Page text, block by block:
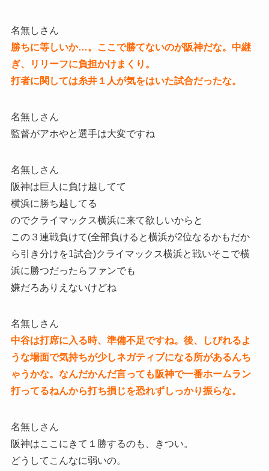
名無しさん
勝ちに等しいか…。ここで勝てないのが阪神だな。中継
ぎ、リリーフに負担かけまくり。
打者に関しては糸井１人が気をはいた試合だったな。
名無しさん
監督がアホやと選手は大変ですね
名無しさん
阪神は巨人に負け越してて
横浜に勝ち越してる
のでクライマックス横浜に来て欲しいからと
この３連戦負けて(全部負けると横浜が2位なるかもだか
ら引き分けを1試合)クライマックス横浜と戦いそこで横
浜に勝つだったらファンでも
嫌だろありえないけどね
名無しさん
中谷は打席に入る時、準備不足ですね。後、しびれるよ
うな場面で気持ちが少しネガティブになる所があるんち
ゃうかな。なんだかんだ言っても阪神で一番ホームラン
打ってるねんから打ち損じを恐れずしっかり振らな。
名無しさん
阪神はここにきて１勝するのも、きつい。
どうしてこんなに弱いの。